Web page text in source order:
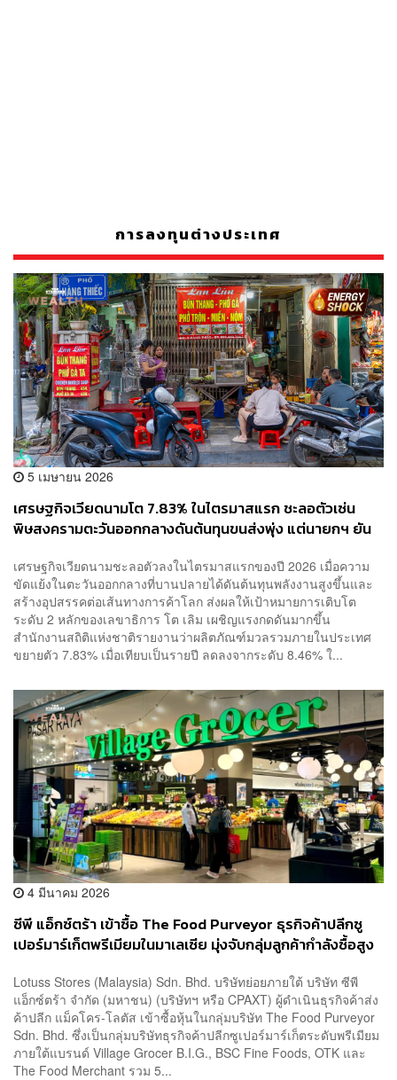
การลงทุนต่างประเทศ
5 เมษายน 2026
เศรษฐกิจเวียดนามโต 7.83% ในไตรมาสแรก ชะลอตัวเซ่น
พิษสงครามตะวันออกกลางดันต้นทุนขนส่งพุ่ง แต่นายกฯ ยัน
เศรษฐกิจเวียดนามชะลอตัวลงในไตรมาสแรกของปี 2026 เมื่อความ
ขัดแย้งในตะวันออกกลางที่บานปลายได้ดันต้นทุนพลังงานสูงขึ้นและ
สร้างอุปสรรคต่อเส้นทางการค้าโลก ส่งผลให้เป้าหมายการเติบโต
ระดับ 2 หลักของเลขาธิการ โต เลิม เผชิญแรงกดดันมากขึ้น
สำนักงานสถิติแห่งชาติรายงานว่าผลิตภัณฑ์มวลรวมภายในประเทศ
ขยายตัว 7.83% เมื่อเทียบเป็นรายปี ลดลงจากระดับ 8.46% ใ...
4 มีนาคม 2026
ซีพี แอ็กซ์ตร้า เข้าซื้อ The Food Purveyor ธุรกิจค้าปลีกซู
เปอร์มาร์เก็ตพรีเมียมในมาเลเซีย มุ่งจับกลุ่มลูกค้ากำลังซื้อสูง
Lotuss Stores (Malaysia) Sdn. Bhd. บริษัทย่อยภายใต้ บริษัท ซีพี
แอ็กซ์ตร้า จำกัด (มหาชน) (บริษัทฯ หรือ CPAXT) ผู้ดำเนินธุรกิจค้าส่ง
ค้าปลีก แม็คโคร-โลตัส เข้าซื้อหุ้นในกลุ่มบริษัท The Food Purveyor
Sdn. Bhd. ซึ่งเป็นกลุ่มบริษัทธุรกิจค้าปลีกซูเปอร์มาร์เก็ตระดับพรีเมียม
ภายใต้แบรนด์ Village Grocer B.I.G., BSC Fine Foods, OTK และ
The Food Merchant รวม 5...